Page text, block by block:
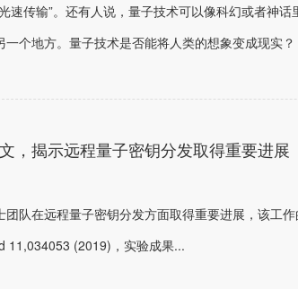
速传输”。还有人说，量子技术可以像科幻或者神话
个地方。量子技术是否能将人类的想象变成现实？
，揭示远程量子密钥分发取得重要进展
队在远程量子密钥分发方面取得重要进展，该工
11,034053 (2019)，实验成果...